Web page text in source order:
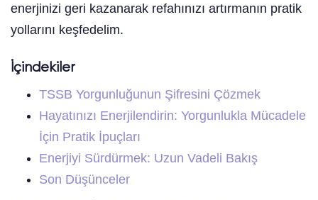
enerjinizi geri kazanarak refahınızı artırmanın pratik
yollarını keşfedelim.
İçindekiler
TSSB Yorgunluğunun Şifresini Çözmek
Hayatınızı Enerjilendirin: Yorgunlukla Mücadele
İçin Pratik İpuçları
Enerjiyi Sürdürmek: Uzun Vadeli Bakış
Son Düşünceler